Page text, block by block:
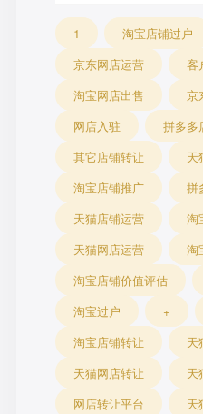
1 淘宝店铺过户
京东网店运营
客
淘宝网店出售
京
网店入驻
拼多多
其它店铺转让
天
淘宝店铺推广
拼
天猫店铺运营
淘
天猫网店运营
淘
淘宝店铺价值评估
淘宝过户
+
淘宝店铺转让
天
天猫网店转让
天
网店转让平台
天